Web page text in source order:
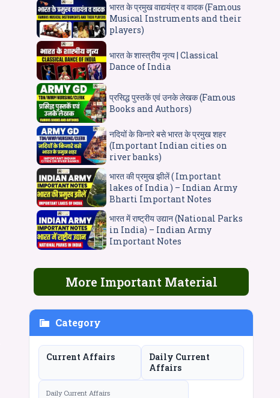
भारत के प्रमुख वाद्ययंत्र व वादक (Famous
Musical Instruments and their
players)
भारत के शास्त्रीय नृत्य | Classical
Dance of India
प्रसिद्ध पुस्तकें एवं उनके लेखक (Famous
Books and Authors)
नदियों के किनारे बसे भारत के प्रमुख शहर
(Important Indian cities on
river banks)
भारत की प्रमुख झीलें ( Important
lakes of India ) – Indian Army
Bharti Important Notes
भारत में राष्ट्रीय उद्यान (National Parks
in India) – Indian Army
Important Notes
More Important Material
Category
Current Affairs
Daily Current
Affairs
Daily Current Affairs